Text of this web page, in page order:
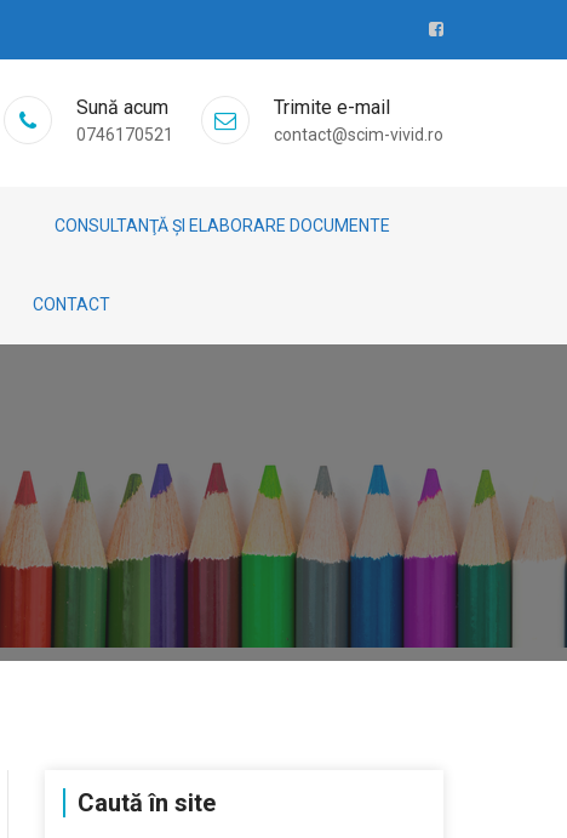
Sună acum
0746170521
Trimite e-mail
contact@scim-vivid.ro
CONSULTANŢĂ ȘI ELABORARE DOCUMENTE
CONTACT
Caută în site